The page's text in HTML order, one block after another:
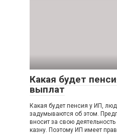
Какая будет
выплат
Какая будет пенсия у ИП,
задумываются об этом.
вносит за свою
казну. Поэтому ИП имеет